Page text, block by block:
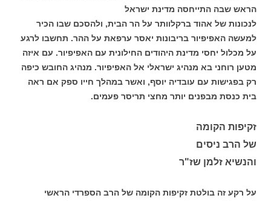
הראש שבה התייחסה מדינת ישראל
לנכונות של אהוד ברקלוותר על הר הבית, ולהסכם שבו הכיר
למעשה האפיפיור בריבונות יאסר ערפאת על ההר. תחשבו לרגע
על מכלול יחסי מדינת היהודים החילונית עם האפיפיור. עם איזה
מטען רוחני בא מנהיג ישראלי אל האפיפיור. מנהיג החובש כיפה
רק בפגישות עם עובדיה יוסף, ואשר במהלך חייו ספק אם ראה
בית כנסת מבפנים יותר מחצי תריסר פעמים.
זקיפות הקומה
של הרב ניסים
והנשיא זלמן שז"ר
על רקע זה בולטת זקיפות הקומה של הרב הספרדי הראשי